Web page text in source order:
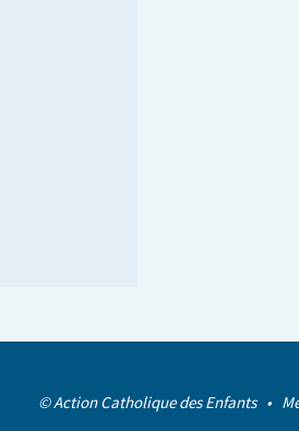
© Action Catholique des Enfants •